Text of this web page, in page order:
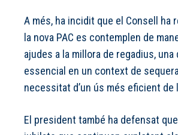
A més, ha incidit que el Consell ha
la nova PAC es contemplen de
ajudes a la millora de regadius,
essencial en un context de
necessitat d’un ús més eficient de
El president també ha defensat